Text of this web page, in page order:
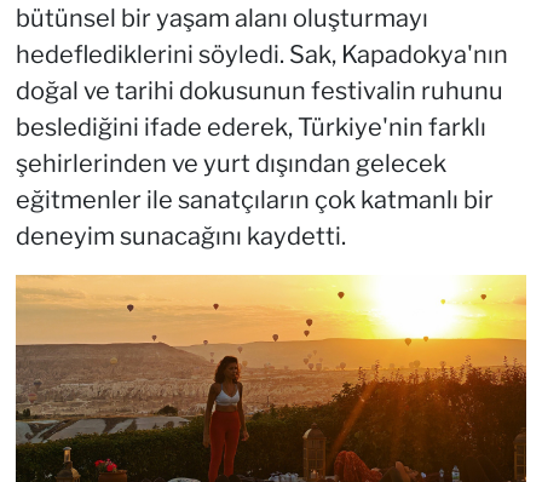
bütünsel bir yaşam alanı oluşturmayı
hedeflediklerini söyledi. Sak, Kapadokya'nın
doğal ve tarihi dokusunun festivalin ruhunu
beslediğini ifade ederek, Türkiye'nin farklı
şehirlerinden ve yurt dışından gelecek
eğitmenler ile sanatçıların çok katmanlı bir
deneyim sunacağını kaydetti.